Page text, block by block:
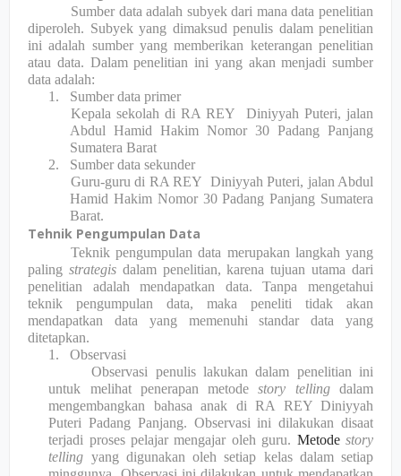
Sumber data adalah subyek dari mana data penelitian
diperoleh. Subyek yang dimaksud penulis dalam penelitian
ini adalah sumber yang memberikan keterangan penelitian
atau data. Dalam penelitian ini yang akan menjadi sumber
data adalah:
1.
Sumber data primer
Kepala sekolah di RA REY
Diniyyah Puteri, jalan
Abdul Hamid Hakim Nomor 30 Padang Panjang
Sumatera Barat
2.
Sumber data sekunder
Guru-guru di RA REY Diniyyah Puteri, jalan Abdul
Hamid Hakim Nomor 30 Padang Panjang Sumatera
Barat.
Tehnik Pengumpulan Data
Teknik pengumpulan data merupakan langkah yang
paling strategisdalam penelitian, karena tujuan utama dari
penelitian adalah mendapatkan data. Tanpa mengetahui
teknik pengumpulan data, maka peneliti tidak akan
mendapatkan data yang memenuhi standar data yang
ditetapkan.
1.
Observasi
Observasi penulis lakukan dalam penelitian ini
untuk melihat penerapan metodestory tellingdalam
mengembangkan bahasa anak di RA REY Diniyyah
Puteri Padang Panjang. Observasi ini dilakukan disaat
terjadi proses pelajar mengajar oleh guru. Metode story
telling yang digunakan oleh setiap kelas dalam setiap